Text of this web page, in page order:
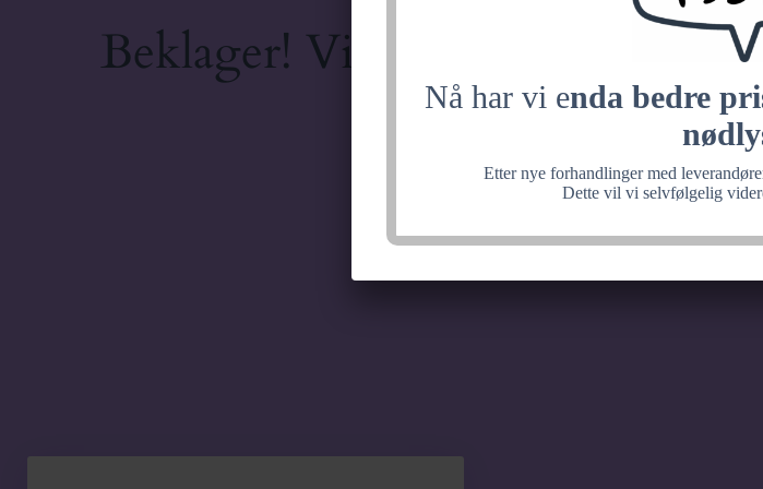
Nå har vi enda bedre
Etter nye forhandlinger med
Dette vil vi selvfølgelig
Beklager! Vi jobber med noe